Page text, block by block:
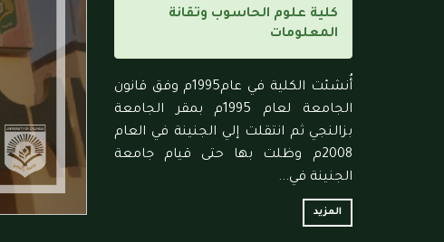
كلية علوم الحاسوب وتقانة
المعلومات
أُنشئت الكلية في عام1995م وفق قانون
الجامعة لعام 1995م بمقر الجامعة
بزالنجي ثم انتقلت إلي الجنينة في العام
2008م وظلت بها حتى قيام جامعة
الجنينة في...
المزيد